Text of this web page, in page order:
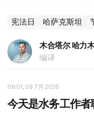
宪法日 哈萨克斯坦
木合塔尔 哈力
编译
09:01, 09 7月 2026
今天是水务工作